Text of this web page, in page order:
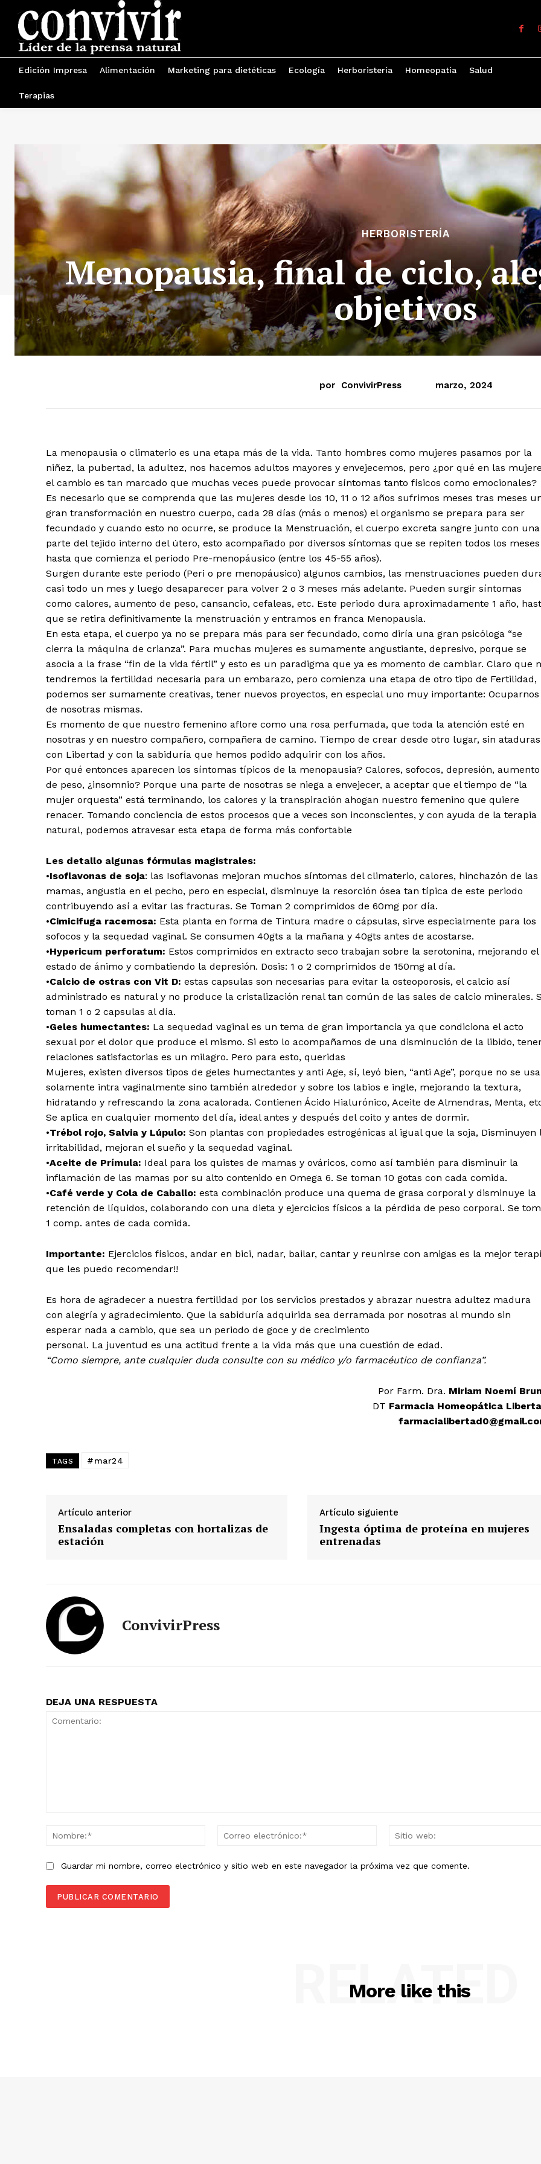
Edición Impresa Alimentación Marketing para dietéticas Ecología Herboristería Homeopatía Salud
Terapias
HERBORISTERÍA
Menopausia, final de ciclo,
objetivos
por ConvivirPress marzo, 2024
La menopausia o climaterio es una etapa más de la vida. Tanto hombres como mujeres pasamos por la
niñez, la pubertad, la adultez, nos hacemos adultos mayores y envejecemos, pero ¿por qué en las
el cambio es tan marcado que muchas veces puede provocar síntomas tanto físicos como emocionales?
Es necesario que se comprenda que las mujeres desde los 10, 11 o 12 años sufrimos meses tras meses
gran transformación en nuestro cuerpo, cada 28 días (más o menos) el organismo se prepara para ser
fecundado y cuando esto no ocurre, se produce la Menstruación, el cuerpo excreta sangre junto con una
parte del tejido interno del útero, esto acompañado por diversos síntomas que se repiten todos los meses
hasta que comienza el periodo Pre-menopáusico (entre los 45-55 años).
Surgen durante este periodo (Peri o pre menopáusico) algunos cambios, las menstruaciones pueden
casi todo un mes y luego desaparecer para volver 2 o 3 meses más adelante. Pueden surgir síntomas
como calores, aumento de peso, cansancio, cefaleas, etc. Este periodo dura aproximadamente 1 año,
que se retira definitivamente la menstruación y entramos en franca Menopausia.
En esta etapa, el cuerpo ya no se prepara más para ser fecundado, como diría una gran psicóloga “se
cierra la máquina de crianza”. Para muchas mujeres es sumamente angustiante, depresivo, porque se
asocia a la frase “fin de la vida fértil” y esto es un paradigma que ya es momento de cambiar. Claro que
tendremos la fertilidad necesaria para un embarazo, pero comienza una etapa de otro tipo de Fertilidad,
podemos ser sumamente creativas, tener nuevos proyectos, en especial uno muy importante: Ocuparnos
de nosotras mismas.
Es momento de que nuestro femenino aflore como una rosa perfumada, que toda la atención esté en
nosotras y en nuestro compañero, compañera de camino. Tiempo de crear desde otro lugar, sin
con Libertad y con la sabiduría que hemos podido adquirir con los años.
Por qué entonces aparecen los síntomas típicos de la menopausia? Calores, sofocos, depresión, aumento
de peso, ¿insomnio? Porque una parte de nosotras se niega a envejecer, a aceptar que el tiempo de “la
mujer orquesta” está terminando, los calores y la transpiración ahogan nuestro femenino que quiere
renacer. Tomando conciencia de estos procesos que a veces son inconscientes, y con ayuda de la terapia
natural, podemos atravesar esta etapa de forma más confortable
Les detallo algunas fórmulas magistrales:
•Isoflavonas de soja: las Isoflavonas mejoran muchos síntomas del climaterio, calores, hinchazón de las
mamas, angustia en el pecho, pero en especial, disminuye la resorción ósea tan típica de este periodo
contribuyendo así a evitar las fracturas. Se Toman 2 comprimidos de 60mg por día.
•Cimicifuga racemosa: Esta planta en forma de Tintura madre o cápsulas, sirve especialmente para los
sofocos y la sequedad vaginal. Se consumen 40gts a la mañana y 40gts antes de acostarse.
•Hypericum perforatum: Estos comprimidos en extracto seco trabajan sobre la serotonina, mejorando el
estado de ánimo y combatiendo la depresión. Dosis: 1 o 2 comprimidos de 150mg al día.
•Calcio de ostras con Vit D: estas capsulas son necesarias para evitar la osteoporosis, el calcio así
administrado es natural y no produce la cristalización renal tan común de las sales de calcio minerales.
toman 1 o 2 capsulas al día.
•Geles humectantes: La sequedad vaginal es un tema de gran importancia ya que condiciona el acto
sexual por el dolor que produce el mismo. Si esto lo acompañamos de una disminución de la libido,
relaciones satisfactorias es un milagro. Pero para esto, queridas
Mujeres, existen diversos tipos de geles humectantes y anti Age, sí, leyó bien, “anti Age”, porque no se
solamente intra vaginalmente sino también alrededor y sobre los labios e ingle, mejorando la textura,
hidratando y refrescando la zona acalorada. Contienen Ácido Hialurónico, Aceite de Almendras, Menta,
Se aplica en cualquier momento del día, ideal antes y después del coito y antes de dormir.
•Trébol rojo, Salvia y Lúpulo: Son plantas con propiedades estrogénicas al igual que la soja, Disminuyen
irritabilidad, mejoran el sueño y la sequedad vaginal.
•Aceite de Prímula: Ideal para los quistes de mamas y ováricos, como así también para disminuir la
inflamación de las mamas por su alto contenido en Omega 6. Se toman 10 gotas con cada comida.
•Café verde y Cola de Caballo: esta combinación produce una quema de grasa corporal y disminuye la
retención de líquidos, colaborando con una dieta y ejercicios físicos a la pérdida de peso corporal. Se
1 comp. antes de cada comida.
Importante: Ejercicios físicos, andar en bici, nadar, bailar, cantar y reunirse con amigas es la mejor
que les puedo recomendar!!
Es hora de agradecer a nuestra fertilidad por los servicios prestados y abrazar nuestra adultez madura
con alegría y agradecimiento. Que la sabiduría adquirida sea derramada por nosotras al mundo sin
esperar nada a cambio, que sea un periodo de goce y de crecimiento
personal. La juventud es una actitud frente a la vida más que una cuestión de edad.
“Como siempre, ante cualquier duda consulte con su médico y/o farmacéutico de confianza”.
Por Farm. Dra. Miriam Noemí
DT Farmacia Homeopática
TAGS #mar24
Artículo anterior
Ensaladas completas con hortalizas de
estación
Artículo siguiente
Ingesta óptima de proteína en mujeres
entrenadas
ConvivirPress
DEJA UNA RESPUESTA
Nombre:*
Correo
Guardar mi nombre, correo electrónico y sitio web en este navegador la próxima vez que comente.
More like this
RELATED